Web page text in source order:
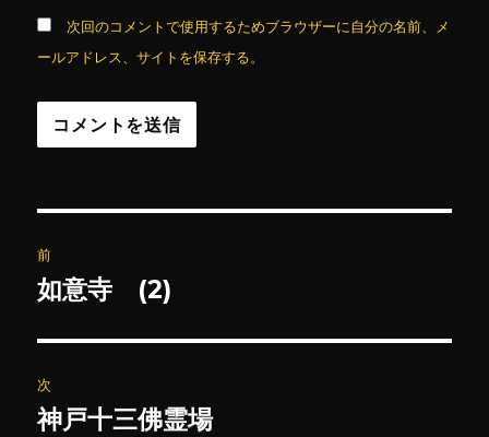
次回のコメントで使用するためブラウザーに自分の名前、メ
ールアドレス、サイトを保存する。
稿
ビ
ゲ
前
前
投
稿:
如意寺 (2)
次
次
神戸十三佛霊場